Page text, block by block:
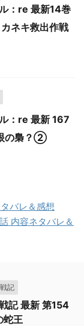
：re 最新14巻
ネキ救出作戦
：re 最新 167
の梟？➁
バレ＆感想
内容ネタバレ＆
記
記 最新 第154
蛇王